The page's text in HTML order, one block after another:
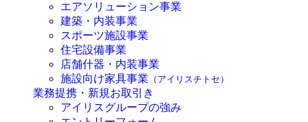
エアソリューション事業
建築・内装事業
スポーツ施設事業
住宅設備事業
店舗什器・内装事業
施設向け家具事業 （アイリスチトセ）
業務提携・新規お取引き
アイリスグループの強み